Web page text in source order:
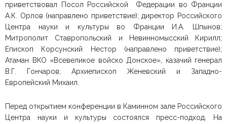
приветствовал Посол Российской Федерации во Франции
А.К. Орлов (направлено приветствие); директор Российского
Центра науки и культуры во Франции И.А. Шпынов;
Митрополит Ставропольский и Невинномысский Кирилл;
Епископ Корсунский Нестор (направлено приветствие);
Атаман ВКО «Всевеликое войско Донское», казачий генерал
В.Г. Гончаров; Архиепископ Женевский и Западно-
Европейский Михаил.
Перед открытием конференции в Каминном зале Российского
Центра науки и культуры состоялся пресс-подход. На